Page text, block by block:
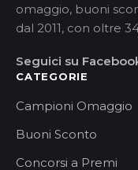
omaggio, buoni
dal 2011, con oltre
Seguici su
CATEGORIE
Campioni Omaggio
Buoni Sconto
Concorsi a Premi